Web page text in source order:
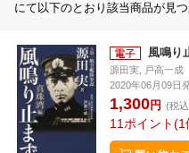
にて以下のとおり該当商品が見つ
風鳴り
源田実, 戸高一成
2020年06月09日
1,300円 (税
11 ポイント 1